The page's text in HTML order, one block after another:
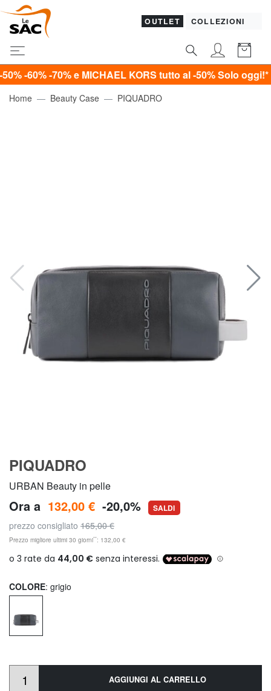
OUTLET COLLEZIONI
-70% e MICHAEL KORS tutto al -50%Solo oggi!*
Home Beauty Case PIQUADRO
PIQUADRO
URBAN Beauty in pelle
Ora a 132,00 € -20,0% SALDI
prezzo consigliato 165,00 €
Prezzo migliore ultimi 30 giorni**: 132,00 €
COLORE: grigio
AGGIUNGI AL CARRELLO